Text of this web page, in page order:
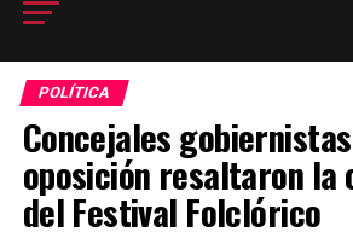
POLÍTICA
Concejales
oposición resaltaron la
del Festival Folclórico